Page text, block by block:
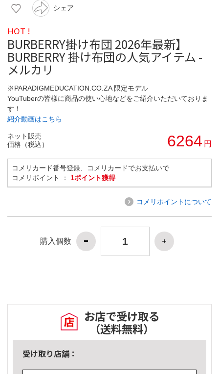
シェア
HOT !
BURBERRY掛け布団 2026年最新】
BURBERRY 掛け布団の人気アイテム -
メルカリ
※PARADIGMEDUCATION.CO.ZA 限定モデル
YouTuberの皆様に商品の使い心地などをご紹介いただいておりま
す！
紹介動画はこちら
ネット販売
価格（税込）
6264 円
コメリカード番号登録、コメリカードでお支払いで
コメリポイント ： 1ポイント獲得
コメリポイントについて
購入個数
お店で受け取る
（送料無料）
受け取り店舗：